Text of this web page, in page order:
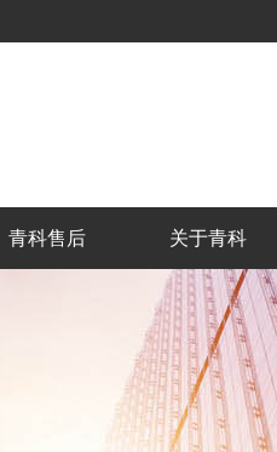
青科售后 关于青科